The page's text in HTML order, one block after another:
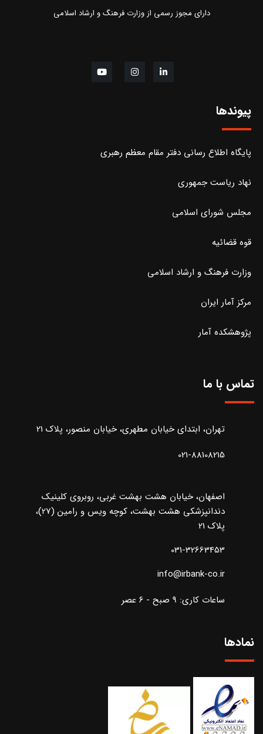
دارای مجوز رسمی از وزارت فرهنگ و ارشاد اسلامی
پیوندها
پایگاه اطلاع رسانی دفتر مقام معظم رهبری
نهاد ریاست جمهوری
مجلس شورای اسلامی
قوه قضائیه
وزارت فرهنگ و ارشاد اسلامی
مرکز آمار ایران
پژوهشکده آمار
تماس با ما
تهران، ابتدای خیابان مطهری، خیابان منصور، پلاک 21
021-88108215
اصفهان، خیابان هشت بهشت غربی، روبروی کلینیک
دندانپزشکی هشت بهشت، کوچه ویس و رامین (27)،
پلاک 21
031-32663453
info@irbank-co.ir
ساعات کاری: ۹ صبح - ۶ عصر
نمادها